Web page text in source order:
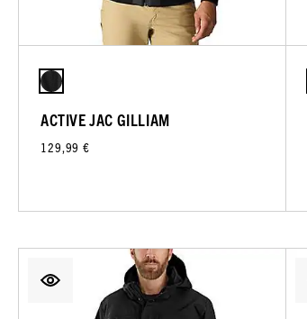
ACTIVE JAC GILLIAM
129,99 €